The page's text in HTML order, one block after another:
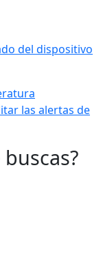
del dispositivo
las alertas de